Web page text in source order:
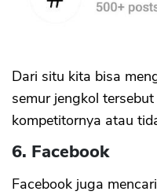
Dari situ kita bisa
semur jengkol
kompetitornya atau
6. Facebook
Facebook juga